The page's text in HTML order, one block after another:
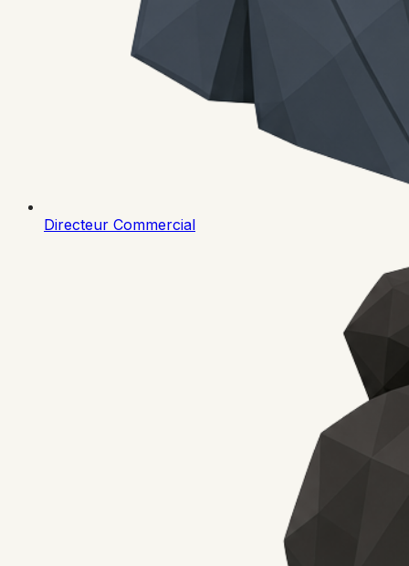
Directeur Commercial